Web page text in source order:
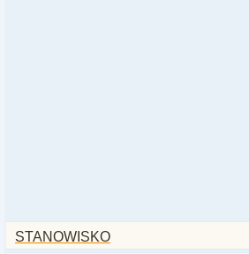
STANOWISKO